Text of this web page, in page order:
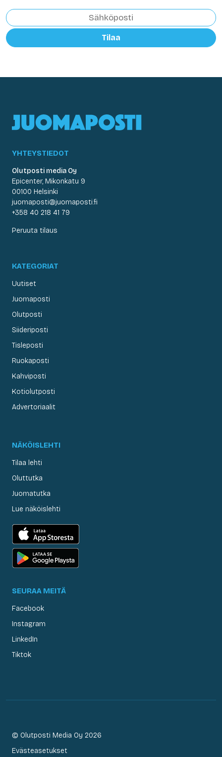
Tilaa
YHTEYSTIEDOT
Olutposti media Oy
Epicenter, Mikonkatu 9
00100 Helsinki
juomaposti@juomaposti.fi
+358 40 218 41 79
Peruuta tilaus
KATEGORIAT
Uutiset
Juomaposti
Olutposti
Siideriposti
Tisleposti
Ruokaposti
Kahviposti
Kotiolutposti
Advertoriaalit
NÄKÖISLEHTI
Tilaa lehti
Oluttutka
Juomatutka
Lue näköislehti
SEURAA MEITÄ
Facebook
Instagram
LinkedIn
Tiktok
© Olutposti Media Oy 2026
Evästeasetukset